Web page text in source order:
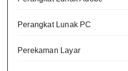
Perangkat Lunak PC
Perekaman Layar